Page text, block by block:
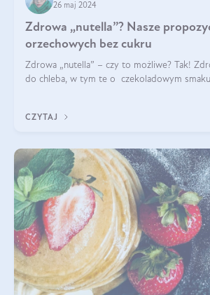
26 maj 2024
Zdrowa „nutella”? Nasze
orzechowych bez cukru
Zdrowa „nutella” – czy to możliwe? Tak!
do chleba, w tym te o czekoladowym
CZYTAJ